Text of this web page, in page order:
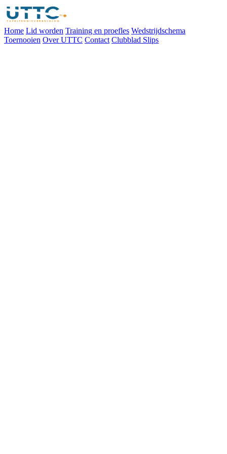
Home Lid worden Training en proefles Wedstrijdschema
Toernooien Over UTTC Contact Clubblad Slips